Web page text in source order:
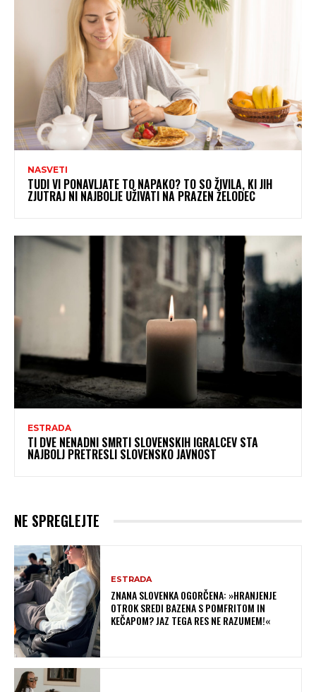
NASVETI
TUDI VI PONAVLJATE TO NAPAKO? TO SO ŽIVILA, KI JIH
ZJUTRAJ NI NAJBOLJE UŽIVATI NA PRAZEN ŽELODEC
ESTRADA
TI DVE NENADNI SMRTI SLOVENSKIH IGRALCEV STA
NAJBOLJ PRETRESLI SLOVENSKO JAVNOST
NE SPREGLEJTE
ESTRADA
ZNANA SLOVENKA OGORČENA: »HRANJENJE
OTROK SREDI BAZENA S POMFRITOM IN
KEČAPOM? JAZ TEGA RES NE RAZUMEM!«